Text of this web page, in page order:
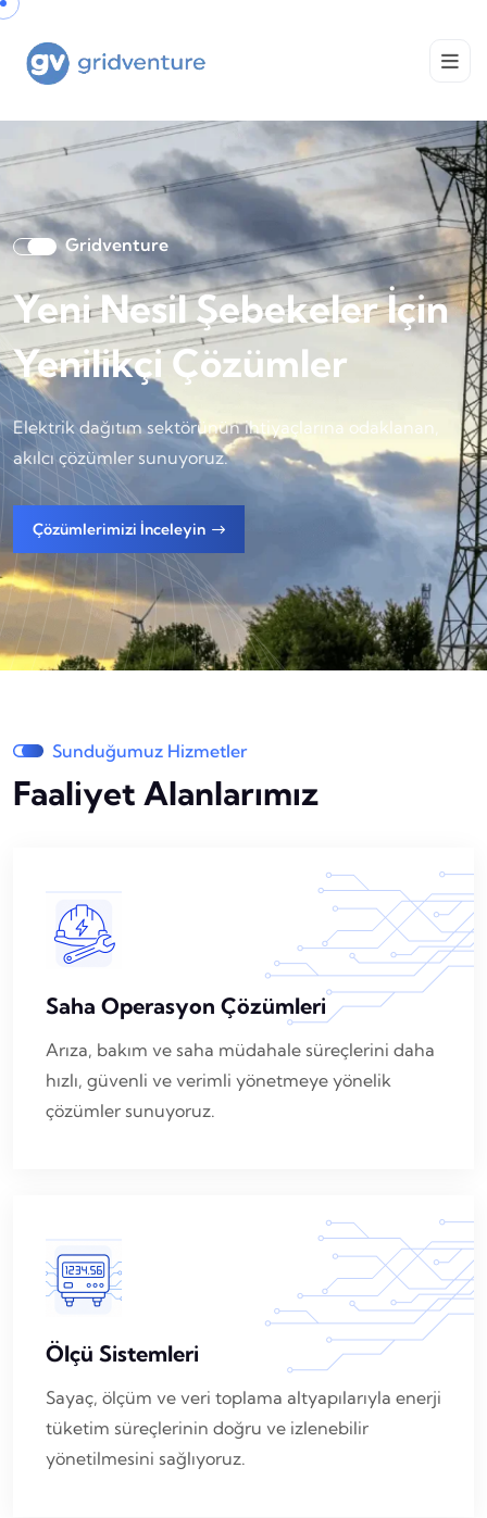
Sunduğumuz Hizmetler
Faaliyet Alanlarımız
Saha Operasyon Çözümleri
Arıza, bakım ve saha müdahale süreçlerini daha
hızlı, güvenli ve verimli yönetmeye yönelik
çözümler sunuyoruz.
Ölçü Sistemleri
Sayaç, ölçüm ve veri toplama altyapılarıyla enerji
tüketim süreçlerinin doğru ve izlenebilir
yönetilmesini sağlıyoruz.